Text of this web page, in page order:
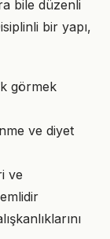
bile düzenli
bir yapı,
görmek
ve diyet
ve